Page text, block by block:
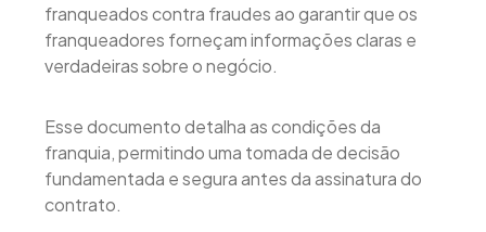
franqueados contra fraudes ao garantir que os
franqueadores forneçam informações claras e
verdadeiras sobre o negócio.
Esse documento detalha as condições da
franquia, permitindo uma tomada de decisão
fundamentada e segura antes da assinatura do
contrato.